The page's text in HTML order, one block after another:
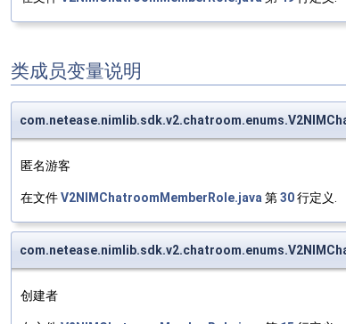
类成员变量说明
匿名游客
在文件V2NIMChatroomMemberRole.java 第30行定义.
创建者